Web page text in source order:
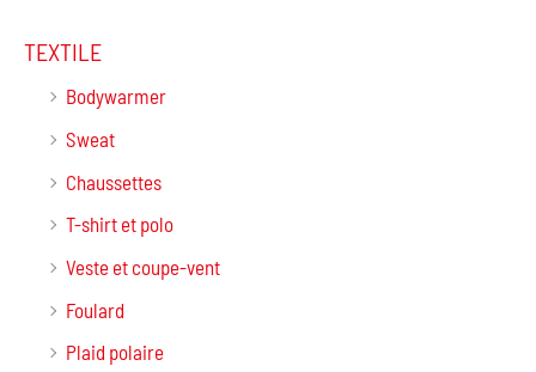
TEXTILE
Bodywarmer
Sweat
Chaussettes
T-shirt et polo
Veste et coupe-vent
Foulard
Plaid polaire